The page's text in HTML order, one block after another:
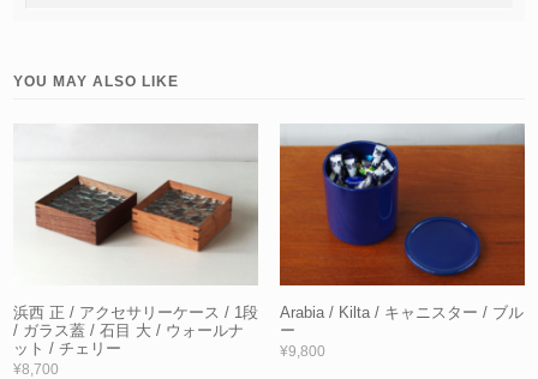
YOU MAY ALSO LIKE
浜西 正 / アクセサリーケース / 1段
/ ガラス蓋 / 石目 大 / ウォールナ
ット / チェリー
¥8,700
Arabia / Kilta / キャニスター / ブル
ー
¥9,800